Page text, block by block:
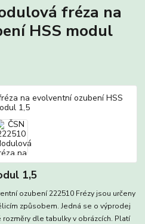
fréza na
HSS modul
1,5
ozubení 222510 Frézy jsou určeny
způsobem. Jedná se o výprodej
rozměry dle tabulky v obrázcích. Platí